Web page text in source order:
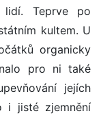
lidí. Teprve po
kultem. U
organicky
pro ni také
jejích
i jisté zjemnění